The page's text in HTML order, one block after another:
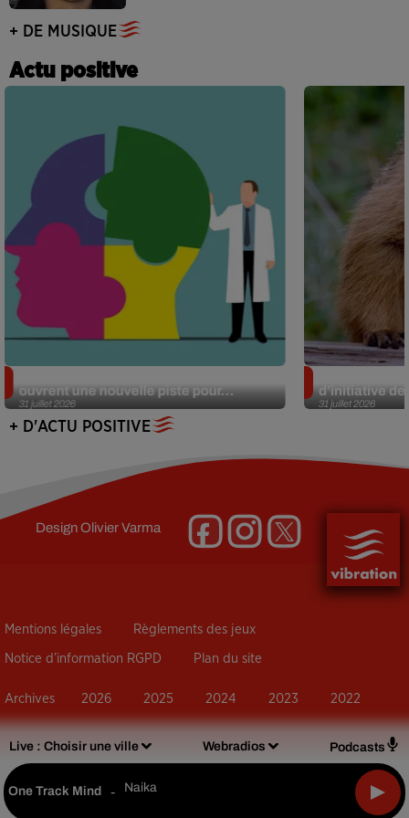
Live : Choisir une ville Webradios Podcasts
One Track Mind - Naika
+ DE MUSIQUE
Actu positive
31 juillet 2026
ouvrent une nouvelle piste pour...
31 juillet 2026
d’initiative
+ D'ACTU POSITIVE
DesignOlivier Varma
Mentions légales Règlements des jeux
Notice d’information RGPD Plan du site
Archives 2026 2025 2024 2023 2022